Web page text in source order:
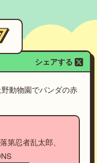
シェアする
動物園でパンダの赤
第忍者乱太郎、